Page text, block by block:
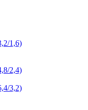
1,6)
2,4)
3,2)